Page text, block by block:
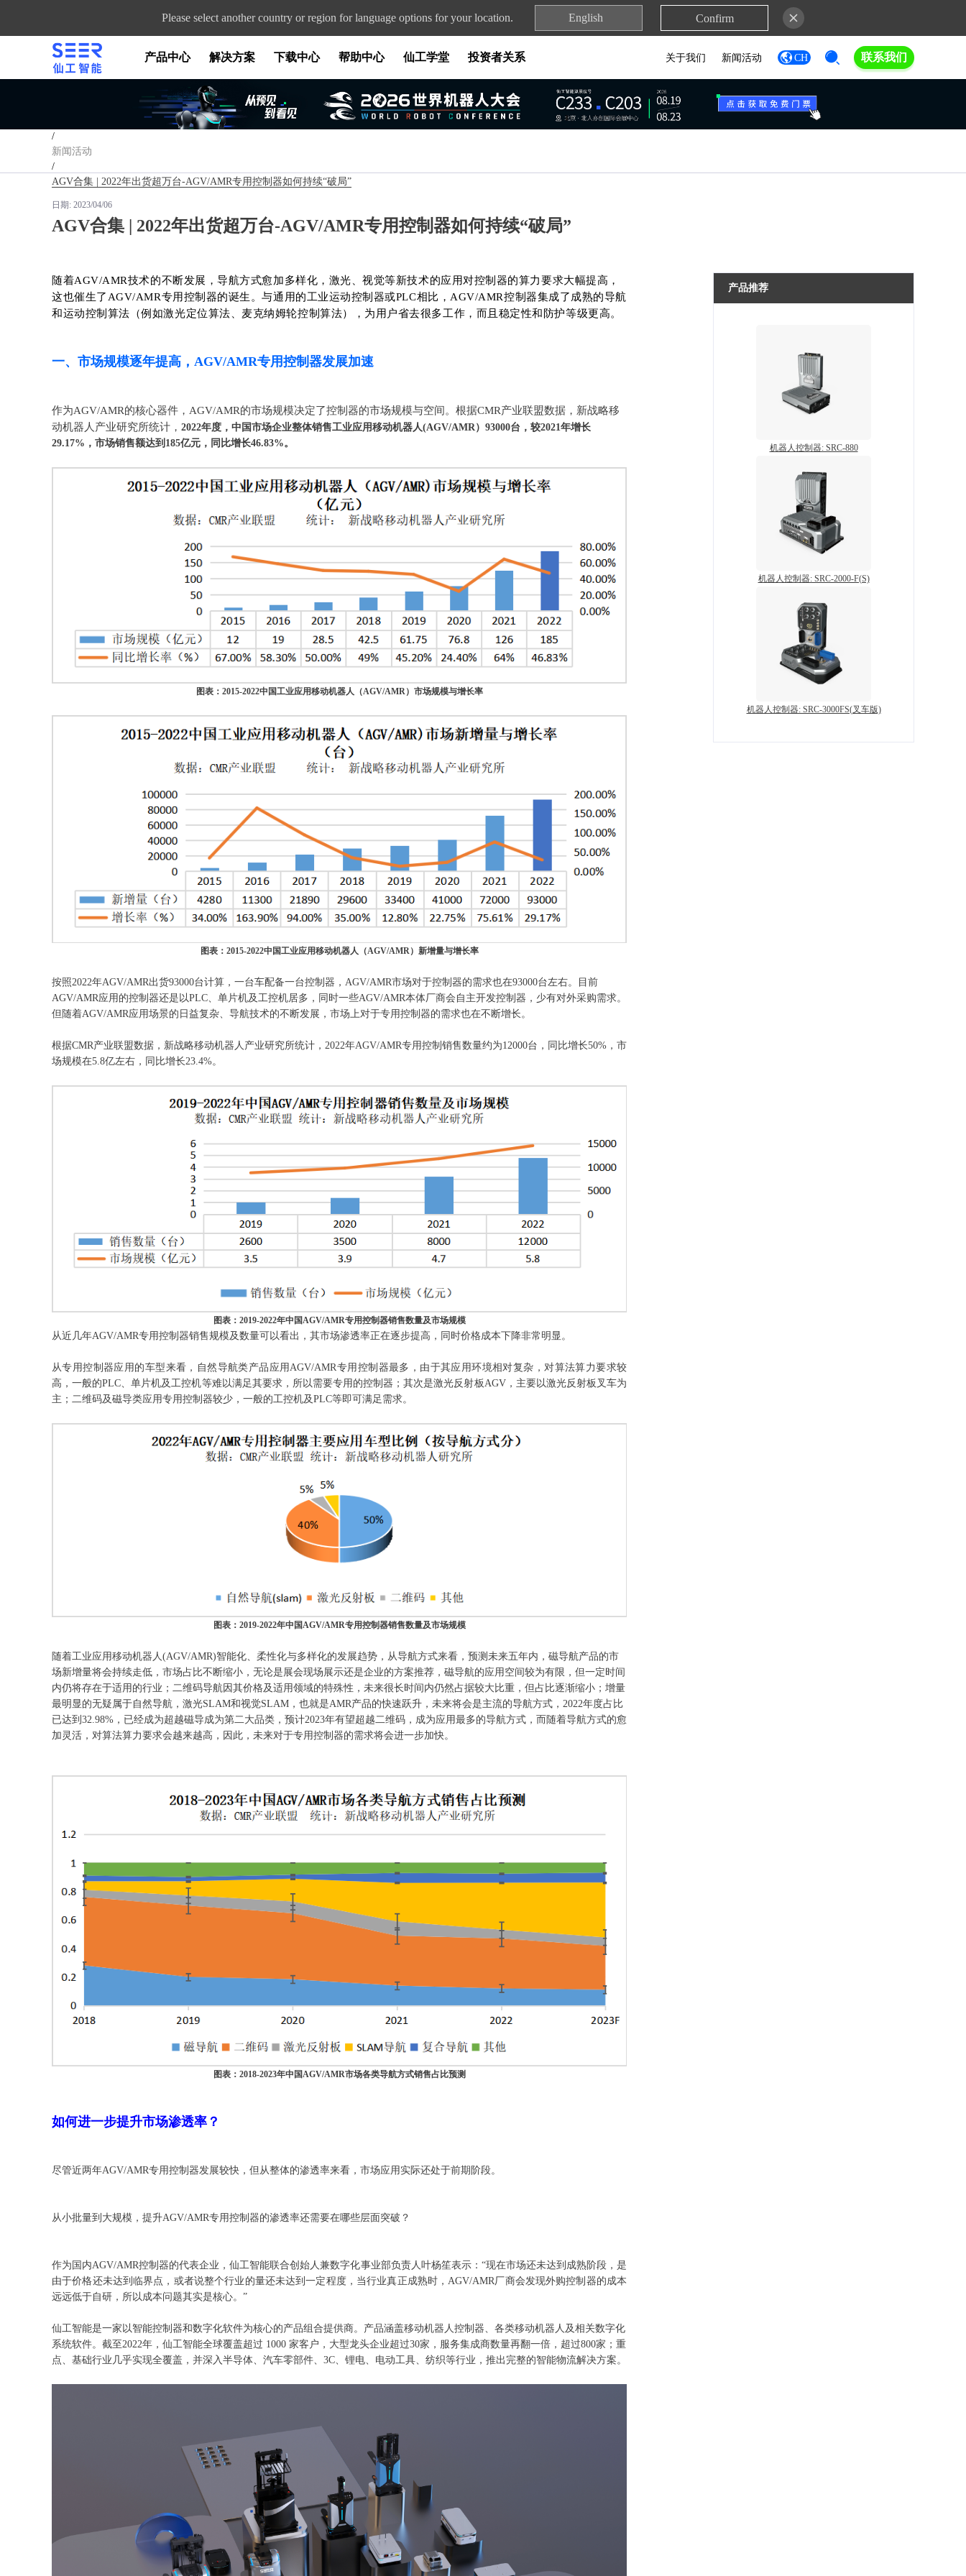
Please select another country or region for language options for your location. English Confirm
产品中心 解决方案 下载中心 帮助中心 仙工学堂 投资者关系 关于我们 新闻活动 CH 联系我们
/
新闻活动
/
AGV合集 | 2022年出货超万台-AGV/AMR专用控制器如何持续“破局”
日期: 2023/04/06
AGV合集 | 2022年出货超万台-AGV/AMR专用控制器如何持续“破局”
随着AGV/AMR技术的不断发展，导航方式愈加多样化，激光、视觉等新技术的应用对控制器的算力要求大幅提高，
这也催生了AGV/AMR专用控制器的诞生。与通用的工业运动控制器或PLC相比，AGV/AMR控制器集成了成熟的导航
和运动控制算法（例如激光定位算法、麦克纳姆轮控制算法），为用户省去很多工作，而且稳定性和防护等级更高。
一、市场规模逐年提高，AGV/AMR专用控制器发展加速
作为AGV/AMR的核心器件，AGV/AMR的市场规模决定了控制器的市场规模与空间。根据CMR产业联盟数据，新战略移
动机器人产业研究所统计， 2022年度，中国市场企业整体销售工业应用移动机器人(AGV/AMR）93000台，较2021年增长
29.17%，市场销售额达到185亿元，同比增长46.83%。
图表：2015-2022中国工业应用移动机器人（AGV/AMR）市场规模与增长率
图表：2015-2022中国工业应用移动机器人（AGV/AMR）新增量与增长率
按照2022年AGV/AMR出货93000台计算，一台车配备一台控制器，AGV/AMR市场对于控制器的需求也在93000台左右。目前
AGV/AMR应用的控制器还是以PLC、单片机及工控机居多，同时一些AGV/AMR本体厂商会自主开发控制器，少有对外采购需求。
但随着AGV/AMR应用场景的日益复杂、导航技术的不断发展，市场上对于专用控制器的需求也在不断增长。
根据CMR产业联盟数据，新战略移动机器人产业研究所统计，2022年AGV/AMR专用控制销售数量约为12000台，同比增长50%，市
场规模在5.8亿左右，同比增长23.4%。
图表：2019-2022年中国AGV/AMR专用控制器销售数量及市场规模
从近几年AGV/AMR专用控制器销售规模及数量可以看出，其市场渗透率正在逐步提高，同时价格成本下降非常明显。
从专用控制器应用的车型来看，自然导航类产品应用AGV/AMR专用控制器最多，由于其应用环境相对复杂，对算法算力要求较
高，一般的PLC、单片机及工控机等难以满足其要求，所以需要专用的控制器；其次是激光反射板AGV，主要以激光反射板叉车为
主；二维码及磁导类应用专用控制器较少，一般的工控机及PLC等即可满足需求。
图表：2019-2022年中国AGV/AMR专用控制器销售数量及市场规模
随着工业应用移动机器人(AGV/AMR)智能化、柔性化与多样化的发展趋势，从导航方式来看，预测未来五年内，磁导航产品的市
场新增量将会持续走低，市场占比不断缩小，无论是展会现场展示还是企业的方案推荐，磁导航的应用空间较为有限，但一定时间
内仍将存在于适用的行业；二维码导航因其价格及适用领域的特殊性，未来很长时间内仍然占据较大比重，但占比逐渐缩小；增量
最明显的无疑属于自然导航，激光SLAM和视觉SLAM，也就是AMR产品的快速跃升，未来将会是主流的导航方式，2022年度占比
已达到32.98%，已经成为超越磁导成为第二大品类，预计2023年有望超越二维码，成为应用最多的导航方式，而随着导航方式的愈
加灵活，对算法算力要求会越来越高，因此，未来对于专用控制器的需求将会进一步加快。
图表：2018-2023年中国AGV/AMR市场各类导航方式销售占比预测
如何进一步提升市场渗透率？
尽管近两年AGV/AMR专用控制器发展较快，但从整体的渗透率来看，市场应用实际还处于前期阶段。
从小批量到大规模，提升AGV/AMR专用控制器的渗透率还需要在哪些层面突破？
作为国内AGV/AMR控制器的代表企业，仙工智能联合创始人兼数字化事业部负责人叶杨笙表示：“现在市场还未达到成熟阶段，是
由于价格还未达到临界点，或者说整个行业的量还未达到一定程度，当行业真正成熟时，AGV/AMR厂商会发现外购控制器的成本
远远低于自研，所以成本问题其实是核心。”
仙工智能是一家以智能控制器和数字化软件为核心的产品组合提供商。产品涵盖移动机器人控制器、各类移动机器人及相关数字化
系统软件。截至2022年，仙工智能全球覆盖超过 1000 家客户，大型龙头企业超过30家，服务集成商数量再翻一倍，超过800家；重
点、基础行业几乎实现全覆盖，并深入半导体、汽车零部件、3C、锂电、电动工具、纺织等行业，推出完整的智能物流解决方案。
产品推荐
机器人控制器: SRC-880
机器人控制器: SRC-2000-F(S)
机器人控制器: SRC-3000FS(叉车版)